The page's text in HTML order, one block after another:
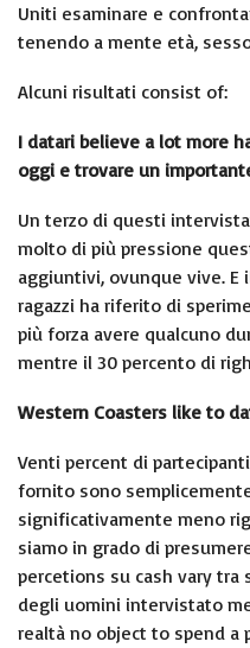
Uniti esaminare e
tenendo a mente età,
Alcuni risultati consist of:
I datari believe a lot more
oggi e trovare un
Un terzo di questi
molto di più pressione
aggiuntivi, ovunque vive.
ragazzi ha riferito di
più forza avere qualcuno
mentre il 30 percento di
Western Coasters like to
Venti percent di
fornito sono
significativamente meno
siamo in grado di
percetions su cash vary tra
degli uomini intervistato
realtà no object to spend a